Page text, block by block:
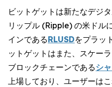
ビットゲットは新たなデジ
リップル (Ripple) の米ドル
インであるRLUSDをプラッ
ットゲットはまた、スケー
ブロックチェーンであるシ
上場しており、ユーザーは